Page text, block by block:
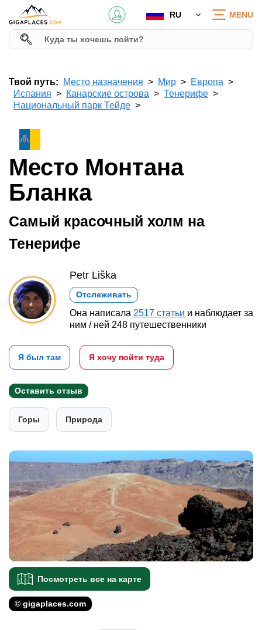
RU MENU
Твой путь: Место назначения Мир
Европа
Испания
Канарские острова
Тенерифе
Национальный парк Тейде
Место Монтана
Бланка
Самый красочный холм на
Тенерифе
Petr Liška
Отслеживать
Она написала 2517 статьи и наблюдает за
ним / ней 248 путешественники
Я был там Я хочу пойти туда
Оставить отзыв
Горы Природа
Посмотреть все на карте
© gigaplaces.com